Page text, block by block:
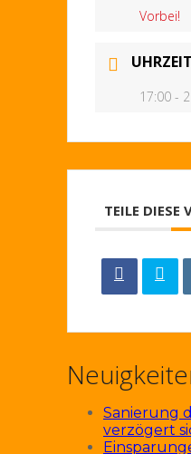
Vorbei!
UHRZEIT
17:00 -
TEILE DIESE
Sanierung
verzögert